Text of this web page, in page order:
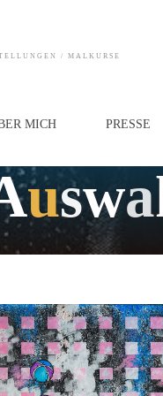
/ MALKURSE
MICH PRESSE
uswa